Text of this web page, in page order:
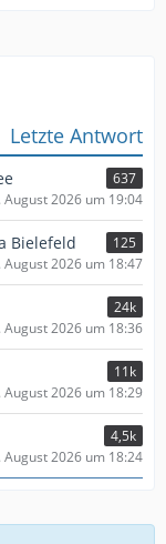
Letzte Antwort
637
August 2026 um 19:04
Bielefeld
125
August 2026 um 18:47
24k
August 2026 um 18:36
11k
August 2026 um 18:29
4,5k
August 2026 um 18:24